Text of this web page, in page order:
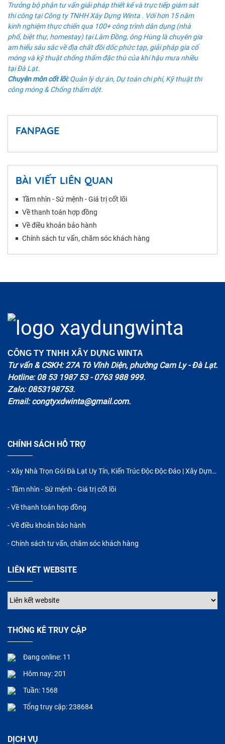
Trưởng bộ phận tư vấn giải pháp thiết kế và trực tiếp giám sát
thi công tại Công ty TNHH Xây Dựng Winta . Với hơn 15 năm
kinh nghiệm thực chiến qua 100+ công trình dân dụng (nhà
phố, biệt thự, homestay) tại Lâm Đồng, ông Hùng là chuyên gia
am hiểu sâu sắc về địa chất đồi dốc phức tạp, giải pháp gia cố
móng và kỹ thuật chống thấm đặc thù của khí hậu mưa nhiều
tại Đà Lạt.
Chuyên môn cốt lõi:Quản lý dự án, Dự toán chi phí, Kỹ thuật thi
công móng & Chống thấm dột.
FANPAGE
BÀI VIẾT LIÊN QUAN
Tầm nhìn - Sứ mệnh - Giá trị cốt lõi
Về thanh toán hợp đồng
Về điều khoản bảo hành
Chính sách tư vấn, chăm sóc khách hàng
CÔNG TY TNHH XÂY DỰNG WINTA
Tư vấn & CSKH: 27A Tô Vĩnh Diện, phường Cam Ly - Đà Lạt.
Hotline: 08 53 1987 53 - 0763 988 999.
Zalo: 0853198753.
Email: congtyxdwinta@gmail.com.
CHÍNH SÁCH HỖ TRỢ
- Xây Nhà Trọn Gói Đà Lạt Uy Tín, Kiến Trúc Độc Độc Đáo | Xây Dựng WINTA
- Tầm nhìn - Sứ mệnh - Giá trị cốt lõi
- Về thanh toán hợp đồng
- Về điều khoản bảo hành
- Chính sách tư vấn, chăm sóc khách hàng
LIÊN KẾT WEBSITE
THỐNG KÊ TRUY CẬP
Đang online: 11
Hôm nay: 201
Tuần: 1568
Tổng truy cập: 238684
DỊCH VỤ